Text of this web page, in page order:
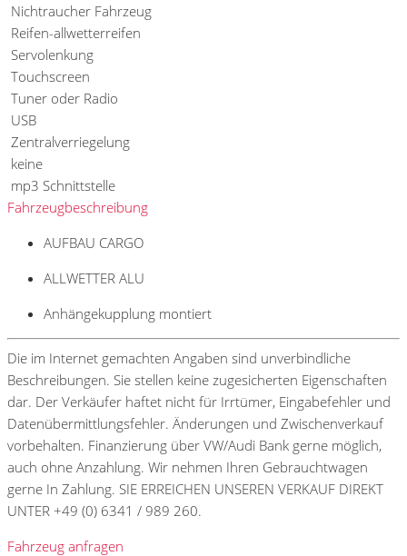
Nichtraucher Fahrzeug
Reifen-allwetterreifen
Servolenkung
Touchscreen
Tuner oder Radio
USB
Zentralverriegelung
keine
mp3 Schnittstelle
Fahrzeugbeschreibung
AUFBAU CARGO
ALLWETTER ALU
Anhängekupplung montiert
Die im Internet gemachten Angaben sind unverbindliche
Beschreibungen. Sie stellen keine zugesicherten Eigenschaften
dar. Der Verkäufer haftet nicht für Irrtümer, Eingabefehler und
Datenübermittlungsfehler. Änderungen und Zwischenverkauf
vorbehalten. Finanzierung über VW/Audi Bank gerne möglich,
auch ohne Anzahlung. Wir nehmen Ihren Gebrauchtwagen
gerne In Zahlung. SIE ERREICHEN UNSEREN VERKAUF DIREKT
UNTER +49 (0) 6341 / 989 260.
Fahrzeug anfragen